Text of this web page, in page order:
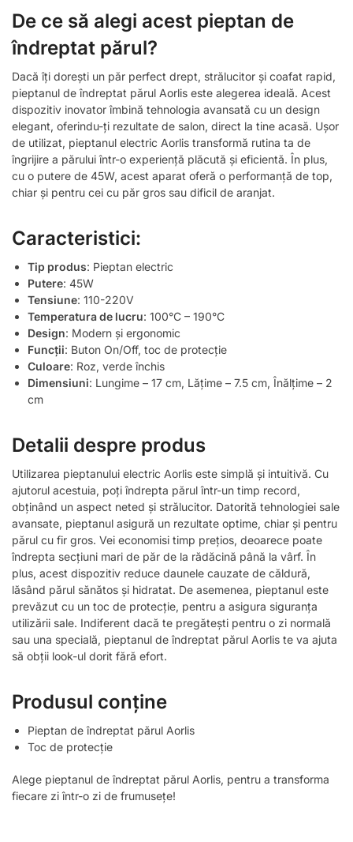
De ce să alegi acest pieptan de
îndreptat părul?
Dacă îți dorești un păr perfect drept, strălucitor și coafat rapid,
pieptanul de îndreptat părul Aorlis este alegerea ideală. Acest
dispozitiv inovator îmbină tehnologia avansată cu un design
elegant, oferindu-ți rezultate de salon, direct la tine acasă. Ușor
de utilizat, pieptanul electric Aorlis transformă rutina ta de
îngrijire a părului într-o experiență plăcută și eficientă. În plus,
cu o putere de 45W, acest aparat oferă o performanță de top,
chiar și pentru cei cu păr gros sau dificil de aranjat.
Caracteristici:
Tip produs: Pieptan electric
Putere: 45W
Tensiune: 110-220V
Temperatura de lucru: 100°C – 190°C
Design: Modern și ergonomic
Funcții: Buton On/Off, toc de protecție
Culoare: Roz, verde închis
Dimensiuni: Lungime – 17 cm, Lățime – 7.5 cm, Înălțime – 2
cm
Detalii despre produs
Utilizarea pieptanului electric Aorlis este simplă și intuitivă. Cu
ajutorul acestuia, poți îndrepta părul într-un timp record,
obținând un aspect neted și strălucitor. Datorită tehnologiei sale
avansate, pieptanul asigură un rezultate optime, chiar și pentru
părul cu fir gros. Vei economisi timp prețios, deoarece poate
îndrepta secțiuni mari de păr de la rădăcină până la vârf. În
plus, acest dispozitiv reduce daunele cauzate de căldură,
lăsând părul sănătos și hidratat. De asemenea, pieptanul este
prevăzut cu un toc de protecție, pentru a asigura siguranța
utilizării sale. Indiferent dacă te pregătești pentru o zi normală
sau una specială, pieptanul de îndreptat părul Aorlis te va ajuta
să obții look-ul dorit fără efort.
Produsul conține
Pieptan de îndreptat părul Aorlis
Toc de protecție
Alege pieptanul de îndreptat părul Aorlis, pentru a transforma
fiecare zi într-o zi de frumusețe!